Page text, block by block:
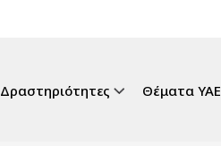
Δραστηριότητες Θέματα ΥΑΕ